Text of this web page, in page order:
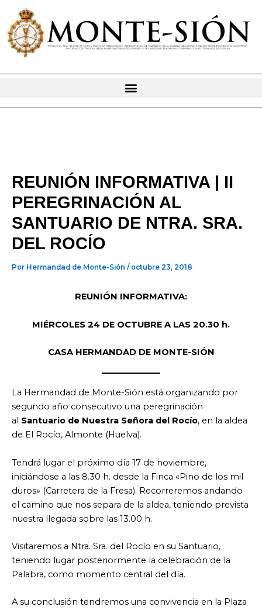
contenido
REUNIÓN INFORMATIVA | II
PEREGRINACIÓN AL
SANTUARIO DE NTRA. SRA.
DEL ROCÍO
Por Hermandad de Monte-Sión / octubre 23, 2018
REUNIÓN INFORMATIVA:
MIÉRCOLES 24 DE OCTUBRE A LAS 20.30 h.
CASA HERMANDAD DE MONTE-SIÓN
La Hermandad de Monte-Sión está organizando por
segundo año consecutivo una peregrinación
al Santuario de Nuestra Señora del Rocío, en la aldea
de El Rocío, Almonte (Huelva).
Tendrá lugar el próximo día 17 de noviembre,
iniciándose a las 8.30 h. desde la Finca «Pino de los mil
duros» (Carretera de la Fresa). Recorreremos andando
el camino que nos separa de la aldea, teniendo prevista
nuestra llegada sobre las 13.00 h.
Visitaremos a Ntra. Sra. del Rocío en su Santuario,
teniendo lugar posteriormente la celebración de la
Palabra, como momento central del día.
A su conclusión tendremos una convivencia en la Plaza